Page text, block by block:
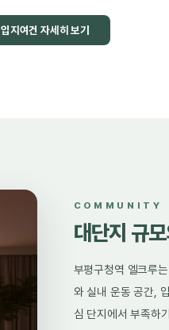
입지여건 자세히 보기
COMMUNITY
대단지 규
부평구청역 엘크루
와 실내 운동 공간,
심 단지에서 부족하